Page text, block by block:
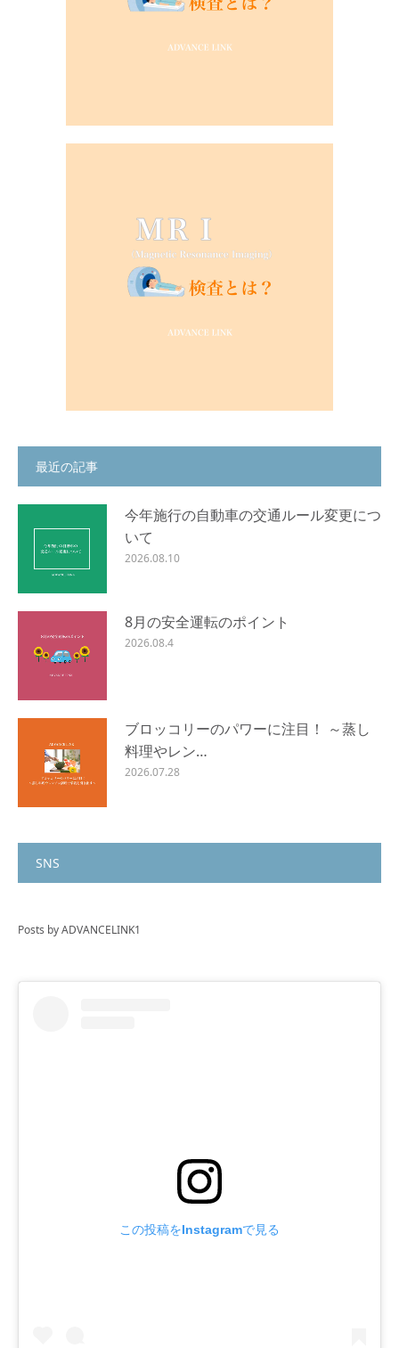
最近の記事
今年施行の自動車の交通ルール変更につ
いて
2026.08.10
8月の安全運転のポイント
2026.08.4
ブロッコリーのパワーに注目！ ～蒸し
料理やレン…
2026.07.28
SNS
Posts by ADVANCELINK1
この投稿をInstagramで見る